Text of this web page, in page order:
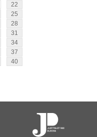
22
25
28
31
34
37
40